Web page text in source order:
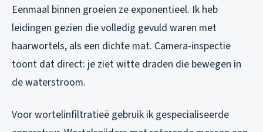
Eenmaal binnen groeien ze exponentieel. Ik heb
leidingen gezien die volledig gevuld waren met
haarwortels, als een dichte mat. Camera-inspectie
toont dat direct: je ziet witte draden die bewegen in
de waterstroom.
Voor wortelinfiltratieë gebruik ik gespecialiseerde